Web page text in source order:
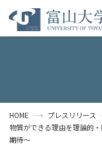
資料請求
HOME プレスリリース
物質ができる理由を理論的
期待～